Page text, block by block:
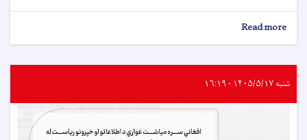
Read more
د
خبرتيا!
شنبه ۱۴۰۵/۵/۱۷ - ۱۶:۱۹